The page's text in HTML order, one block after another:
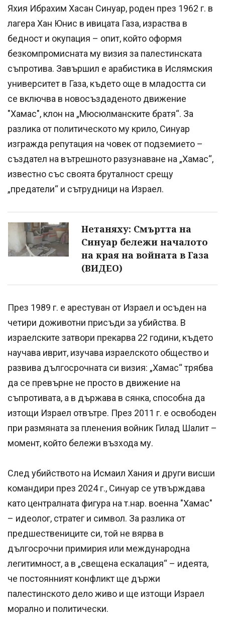
Яхия Ибрахим Хасан Синуар, роден през 1962 г. в
лагера Хан Юнис в ивицата Газа, израства в
бедност и окупация – опит, който оформя
безкомпромисната му визия за палестинската
съпротива. Завършил е арабистика в Ислямския
университет в Газа, където още в младостта си
се включва в новосъздаденото движение
"Хамас", клон на „Мюсюлманските братя“. За
разлика от политическото му крило, Синуар
изгражда репутация на човек от подземието –
създател на вътрешното разузнаване на „Хамас“,
известно със своята бруталност срещу
„предатели“ и сътрудници на Израел.
Нетаняху: Смъртта на
Синуар бележи началото
на края на войната в Газа
(ВИДЕО)
През 1989 г. е арестуван от Израел и осъден на
четири доживотни присъди за убийства. В
израелските затвори прекарва 22 години, където
научава иврит, изучава израелското общество и
развива дългосрочната си визия: „Хамас“ трябва
да се превърне не просто в движение на
съпротивата, а в държава в сянка, способна да
изтощи Израел отвътре. През 2011 г. е освободен
при размяната за пленения войник Гилад Шалит –
момент, който бележи възхода му.
След убийството на Исмаил Хания и други висши
командири през 2024 г., Синуар се утвърждава
като централната фигура на т.нар. военна "Хамас"
– идеолог, стратег и символ. За разлика от
предшествениците си, той не вярва в
дългосрочни примирия или международна
легитимност, а в „свещена ескалация“ – идеята,
че постоянният конфликт ще държи
палестинското дело живо и ще изтощи Израел
морално и политически.